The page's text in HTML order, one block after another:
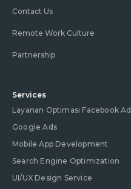
Contact Us
Remote Work Culture
Partnership
Services
Layanan Optimasi Facebook
Google Ads
Mobile App Development
Search Engine Optimization
UI/UX Design Service